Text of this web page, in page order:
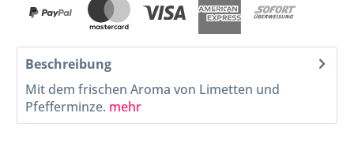
Beschreibung
Mit dem frischen Aroma von Limetten und
Pfefferminze. mehr